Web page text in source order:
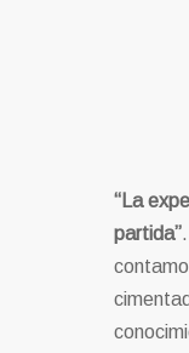
“La
partida”